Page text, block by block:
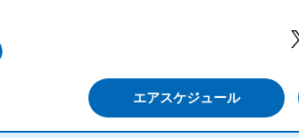
エアスケジュール